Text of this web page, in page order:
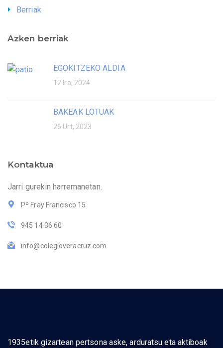
Berriak
Azken berriak
EGOKITZEKO ALDIA
12 Ira, 2024
BAKEAK LOTUAK
26 Urt, 2023
Kontaktua
Jarri gurekin harremanetan.
Pº Fray Francisco 15
945 14 36 60
info@colegioveracruz.com
1935etik gizartean pertsona aske, arduratsu eta aktiboak